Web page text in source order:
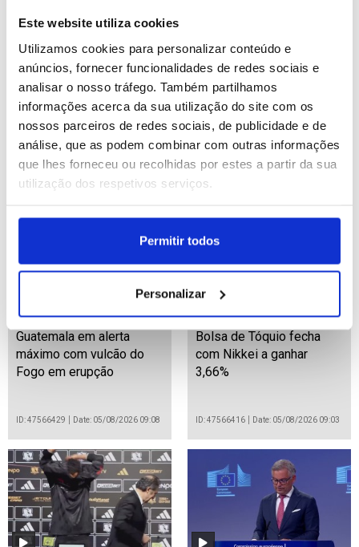
Este website utiliza cookies
Utilizamos cookies para personalizar conteúdo e
anúncios, fornecer funcionalidades de redes sociais e
analisar o nosso tráfego. Também partilhamos
informações acerca da sua utilização do site com os
nossos parceiros de redes sociais, de publicidade e de
análise, que as podem combinar com outras informações
que lhes forneceu ou recolhidas por estes a partir da sua
utilização dos respetivos serviços.
Permitir todos
Personalizar
Irão: Estreito de Ormuz
vai reabrir "muito em
breve" - Trump
ID: 47566521 Date: 05/08/2026 09:30
Ucrânia: Pelo menos 15
mortos em
bombardeamentos
russos de Kiev
ID: 47566477
Guatemala em alerta
máximo com vulcão do
Fogo em erupção
ID: 47566429 Date: 05/08/2026 09:08
Bolsa de Tóquio fecha
com Nikkei a ganhar
3,66%
ID: 47566416 Date: 05/08/2026 09:03